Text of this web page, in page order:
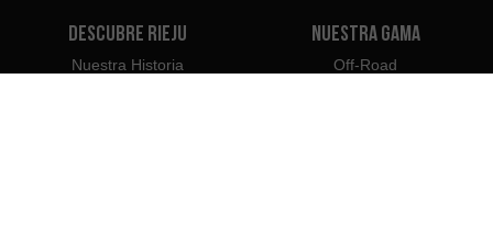
Descubre Rieju
Nuestra Historia
Nuestra Gama
Off-Road